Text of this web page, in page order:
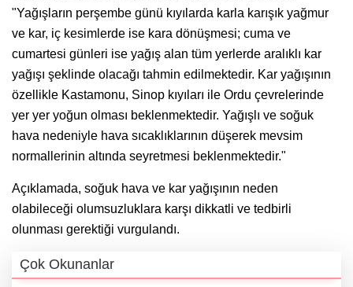
"Yağışların perşembe günü kıyılarda karla karışık yağmur
ve kar, iç kesimlerde ise kara dönüşmesi; cuma ve
cumartesi günleri ise yağış alan tüm yerlerde aralıklı kar
yağışı şeklinde olacağı tahmin edilmektedir. Kar yağışının
özellikle Kastamonu, Sinop kıyıları ile Ordu çevrelerinde
yer yer yoğun olması beklenmektedir. Yağışlı ve soğuk
hava nedeniyle hava sıcaklıklarının düşerek mevsim
normallerinin altında seyretmesi beklenmektedir."
Açıklamada, soğuk hava ve kar yağışının neden
olabileceği olumsuzluklara karşı dikkatli ve tedbirli
olunması gerektiği vurgulandı.
Çok Okunanlar